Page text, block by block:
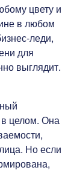
цвету и
в любом
леди,
для
выглядит.
в целом. Она
Но если